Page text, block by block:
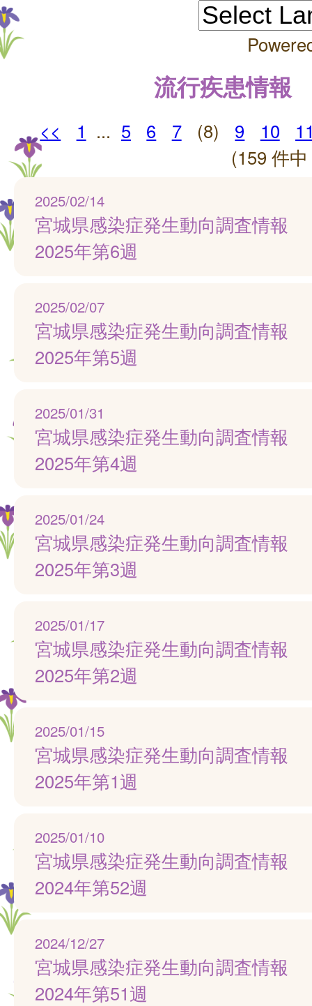
流行疾患情報
<< 1 ... 5 6 7 (8) 9 10
(159 件
2025/02/14
宮城県感染症発生動向調査情報
2025年第6週
2025/02/07
宮城県感染症発生動向調査情報
2025年第5週
2025/01/31
宮城県感染症発生動向調査情報
2025年第4週
2025/01/24
宮城県感染症発生動向調査情報
2025年第3週
2025/01/17
宮城県感染症発生動向調査情報
2025年第2週
2025/01/15
宮城県感染症発生動向調査情報
2025年第1週
2025/01/10
宮城県感染症発生動向調査情報
2024年第52週
2024/12/27
宮城県感染症発生動向調査情報
2024年第51週